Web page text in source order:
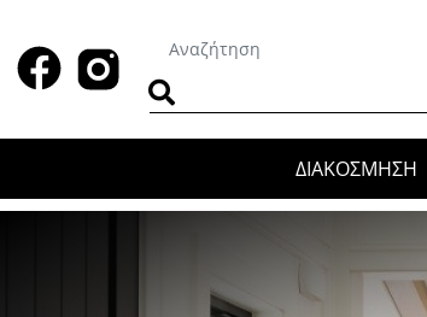
ΔΙΑΚΟΣΜΗΣΗ